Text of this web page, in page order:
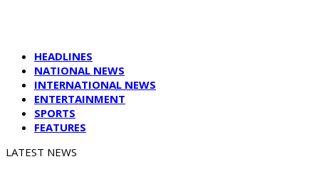
HEADLINES
NATIONAL NEWS
INTERNATIONAL NEWS
ENTERTAINMENT
SPORTS
FEATURES
LATEST NEWS